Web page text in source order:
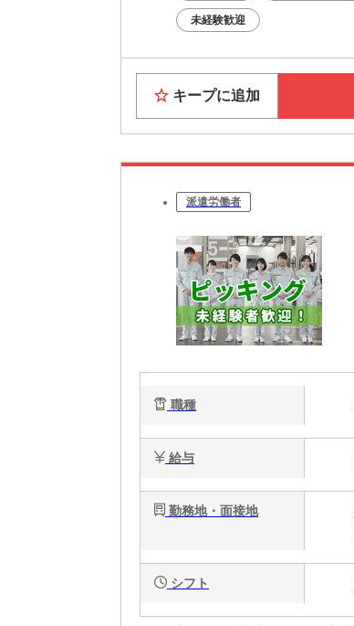
未経験歓迎
キープに追加
派遣労働者
職種
給与
勤務地・面接地
シフト